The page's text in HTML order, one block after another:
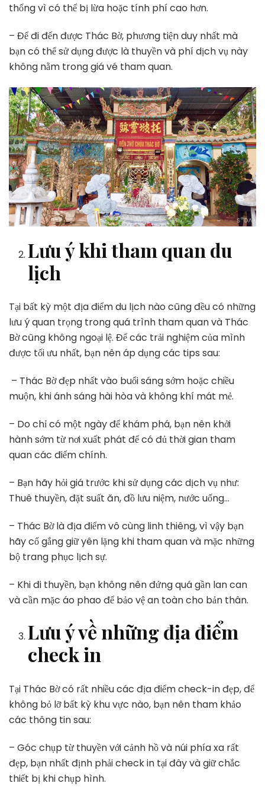
thống vì có thể bị lừa hoặc tính phí cao hơn.
– Để đi đến được Thác Bờ, phương tiện duy nhất mà
bạn có thể sử dụng được là thuyền và phí dịch vụ này
không nằm trong giá vé tham quan.
Lưu ý khi tham quan du
lịch
Tại bất kỳ một địa điểm du lịch nào cũng đều có những
lưu ý quan trọng trong quá trình tham quan và Thác
Bờ cũng không ngoại lệ. Để các trải nghiệm của mình
được tối ưu nhất, bạn nên áp dụng các tips sau:
– Thác Bờ đẹp nhất vào buổi sáng sớm hoặc chiều
muộn, khi ánh sáng hài hòa và không khí mát mẻ.
– Do chỉ có một ngày để khám phá, bạn nên khởi
hành sớm từ nơi xuất phát để có đủ thời gian tham
quan các điểm chính.
– Bạn hãy hỏi giá trước khi sử dụng các dịch vụ như:
Thuê thuyền, đặt suất ăn, đồ lưu niệm, nước uống…
– Thác Bờ là địa điểm vô cùng linh thiêng, vì vậy bạn
hãy cố gắng giữ yên lặng khi tham quan và mặc những
bộ trang phục lịch sự.
– Khi đi thuyền, bạn không nên đứng quá gần lan can
và cần mặc áo phao để bảo vệ an toàn cho bản thân.
Lưu ý về những địa điểm
check in
Tại Thác Bờ có rất nhiều các địa điểm check-in đẹp, để
không bỏ lỡ bất kỳ khu vực nào, bạn nên tham khảo
các thông tin sau:
– Góc chụp từ thuyền với cảnh hồ và núi phía xa rất
đẹp, bạn nhất định phải check in tại đây và giữ chắc
thiết bị khi chụp hình.